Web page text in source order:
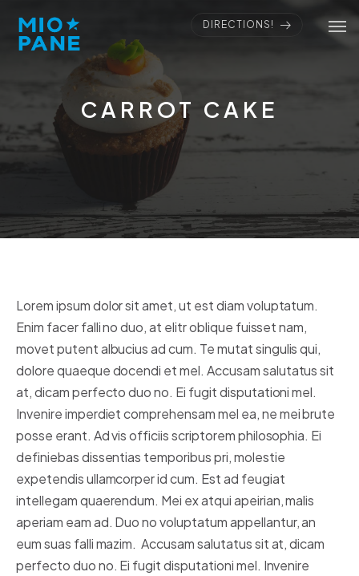
DIRECTIONS!
CARROT CAKE
Lorem ipsum dolor sit amet, ut est diam voluptatum.
Enim facer falli no duo, at elitr oblique fuisset nam,
movet putent albucius ad cum. Te mutat singulis qui,
dolore quaeque docendi et mel. Accusam salutatus sit
at, dicam perfecto duo no. Ei fugit disputationi mel.
Invenire imperdiet comprehensam mel ea, ne mei brute
posse erant. Ad vis officiis scriptorem philosophia. Ei
definiebas dissentias temporibus pri, molestie
expetendis ullamcorper id cum. Est ad feugiat
intellegam quaerendum. Mei ex atqui apeirian, malis
aperiam eam ad. Duo no voluptatum appellantur, an
eum suas falli mazim. Accusam salutatus sit at, dicam
perfecto duo no. Ei fugit disputationi mel. Invenire